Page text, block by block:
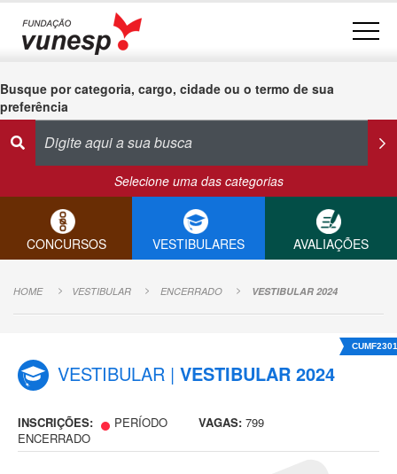
Busque por categoria, cargo, cidade ou o termo de sua
preferência
Selecione uma das categorias
CONCURSOS VESTIBULARES AVALIAÇÕES
HOME VESTIBULAR ENCERRADO VESTIBULAR 2024
CUMF2301
VESTIBULAR | VESTIBULAR 2024
INSCRIÇÕES:
PERÍODO
ENCERRADO
VAGAS: 799